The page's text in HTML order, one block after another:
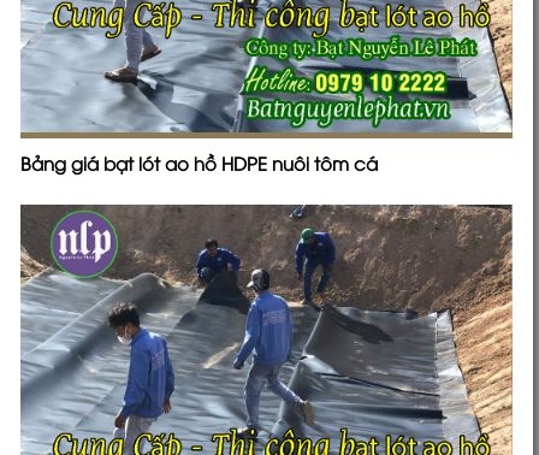
Bảng giá bạt lót ao hồ HDPE nuôi tôm cá